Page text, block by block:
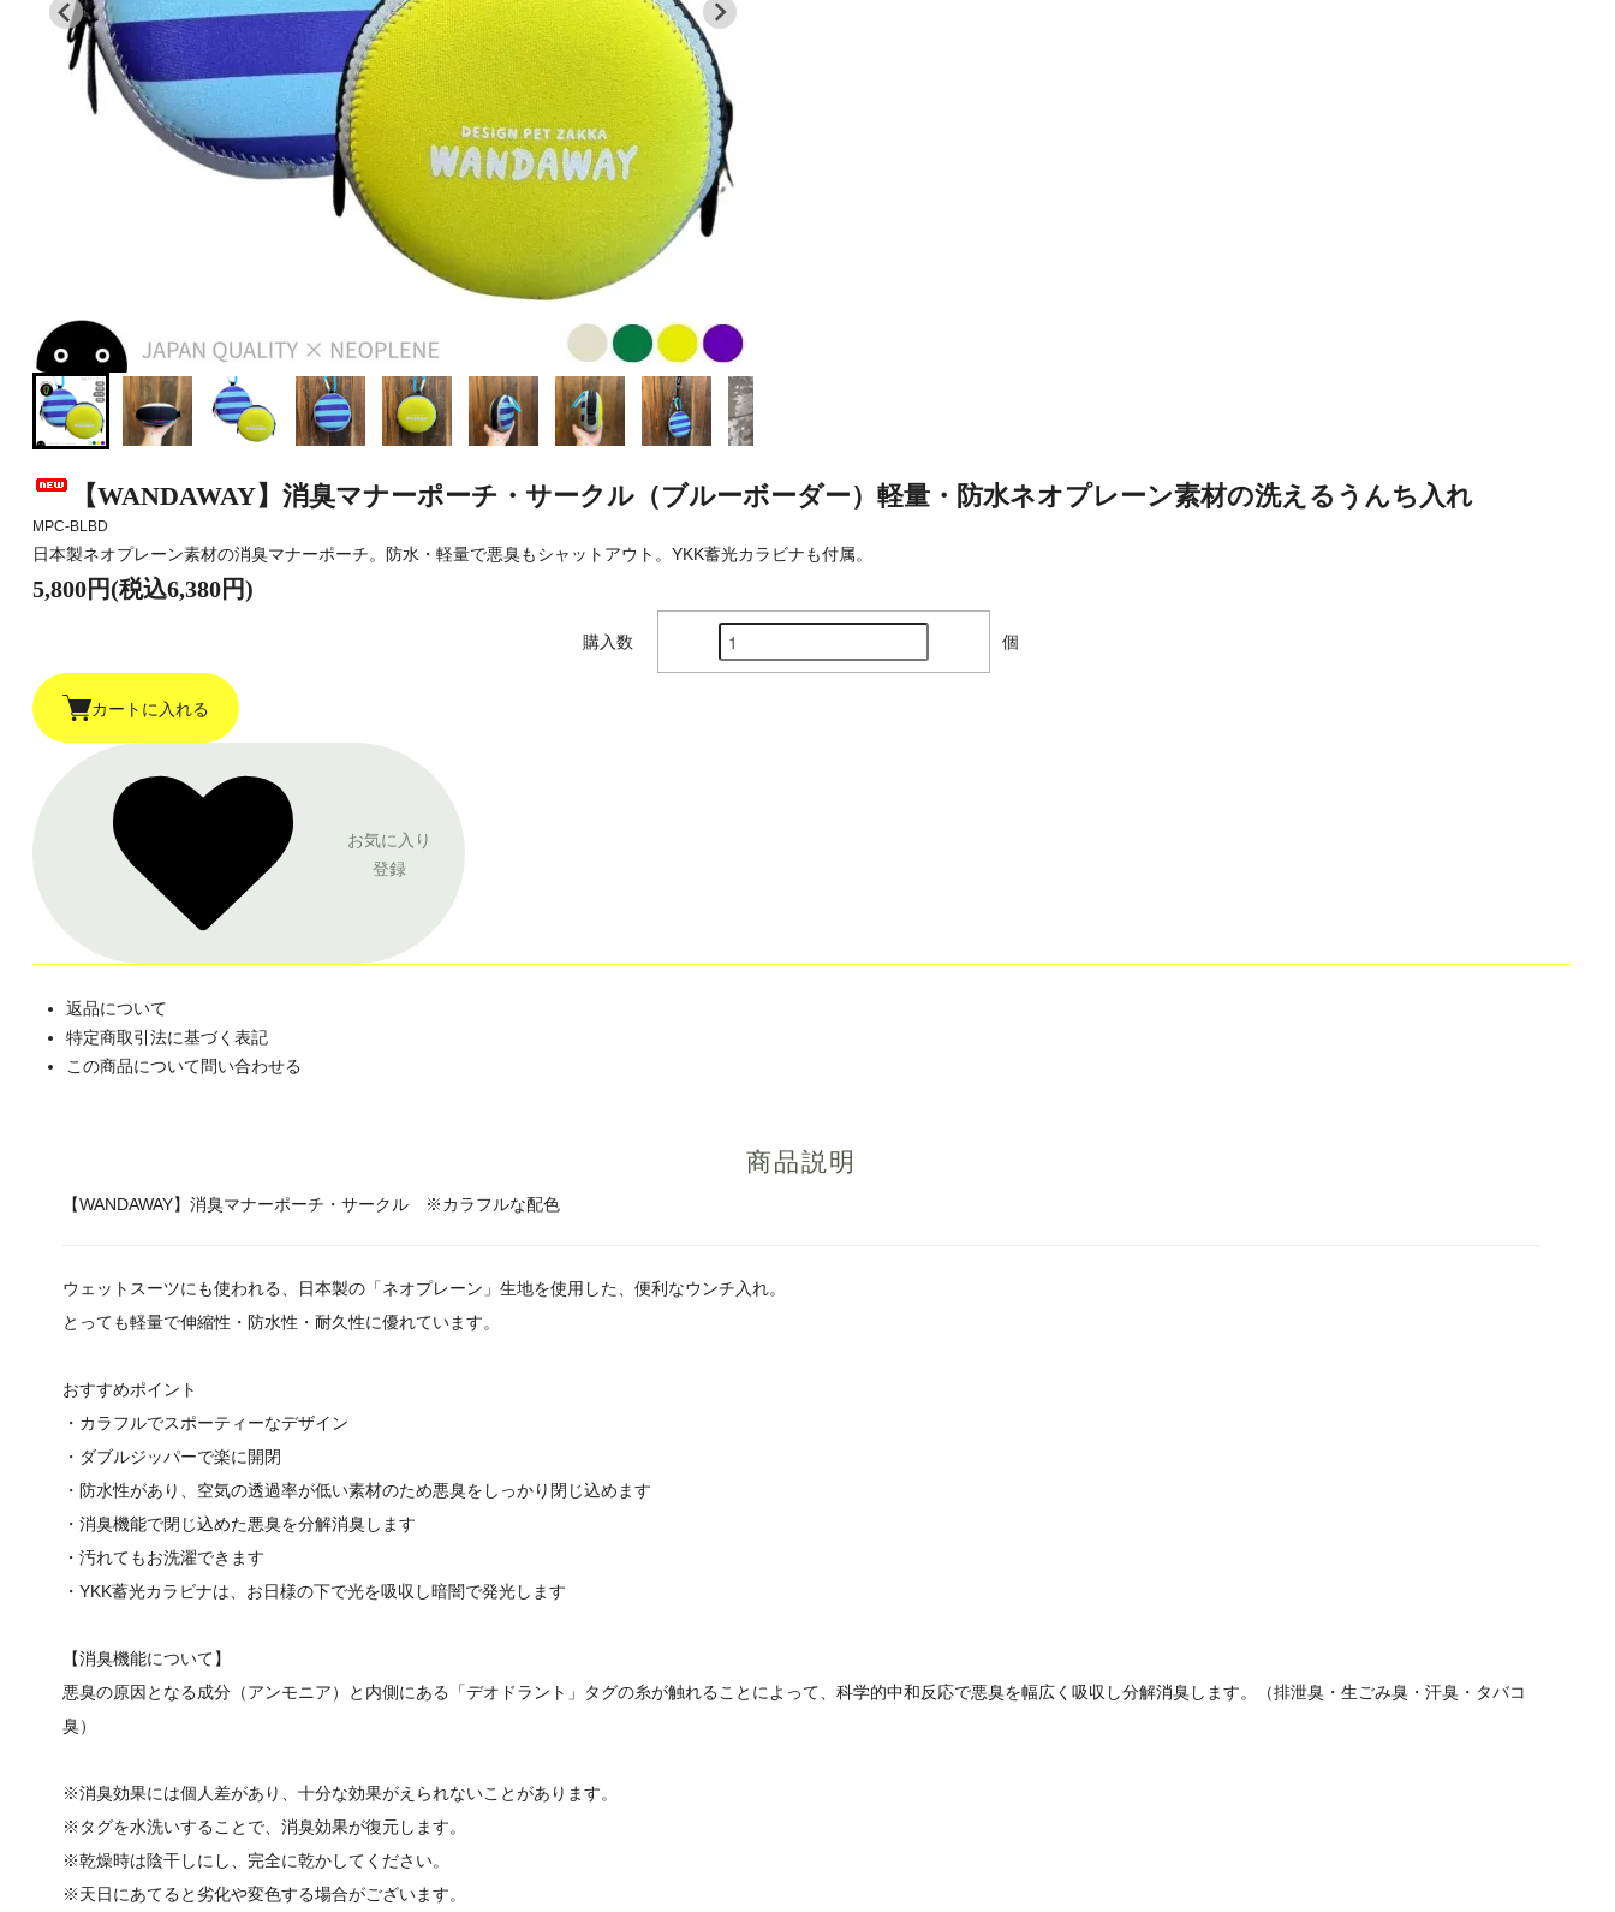
【WANDAWAY】消臭マナーポーチ・サークル（ブルーボーダー）軽量・防水ネオプレーン素材の洗えるうんち入れ
MPC-BLBD
日本製ネオプレーン素材の消臭マナーポーチ。防水・軽量で悪臭もシャットアウト。YKK蓄光カラビナも付属。
5,800円(税込6,380円)
購入数 個
カートに入れる
お気に入り
登録
返品について
特定商取引法に基づく表記
この商品について問い合わせる
商品説明
【WANDAWAY】消臭マナーポーチ・サークル ※カラフルな配色
ウェットスーツにも使われる、日本製の「ネオプレーン」生地を使用した、便利なウンチ入れ。
とっても軽量で伸縮性・防水性・耐久性に優れています。
おすすめポイント
・カラフルでスポーティーなデザイン
・ダブルジッパーで楽に開閉
・防水性があり、空気の透過率が低い素材のため悪臭をしっかり閉じ込めます
・消臭機能で閉じ込めた悪臭を分解消臭します
・汚れてもお洗濯できます
・YKK蓄光カラビナは、お日様の下で光を吸収し暗闇で発光します
【消臭機能について】
悪臭の原因となる成分（アンモニア）と内側にある「デオドラント」タグの糸が触れることによって、科学的中和反応で悪臭を幅広く吸収し分解消臭します。（排泄臭・生ごみ臭・汗臭・タバコ
臭）
※消臭効果には個人差があり、十分な効果がえられないことがあります。
※タグを水洗いすることで、消臭効果が復元します。
※乾燥時は陰干しにし、完全に乾かしてください。
※天日にあてると劣化や変色する場合がございます。